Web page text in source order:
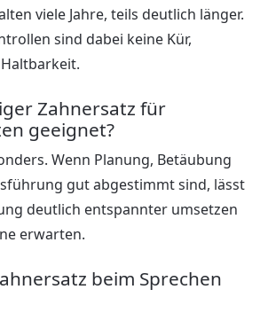
viele Jahre, teils deutlich länger.
sind dabei keine Kür,
Zahnersatz für
geeignet?
Wenn Planung, Betäubung
gut abgestimmt sind, lässt
deutlich entspannter umsetzen
erwarten.
beim Sprechen